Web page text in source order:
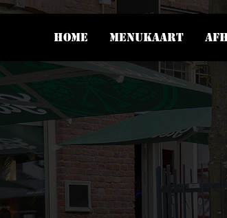
Home Menukaart